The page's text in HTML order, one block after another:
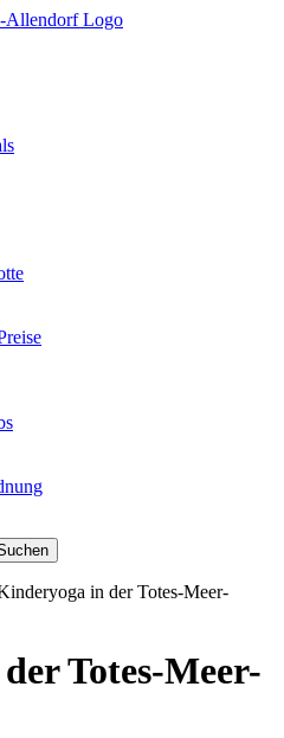
in der Totes-Meer-
Totes-Meer-